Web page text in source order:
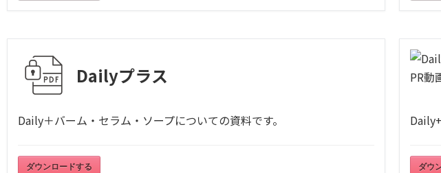
Dailyプラス
Daily＋バーム・セラム・ソープについての資料です。
ダウンロードする ダウ